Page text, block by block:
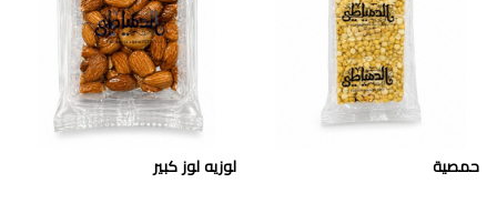
حمصية لوزيه لوز كبير